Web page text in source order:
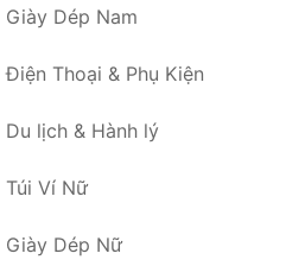
Giày Dép Nam
Điện Thoại & Phụ Kiện
Du lịch & Hành lý
Túi Ví Nữ
Giày Dép Nữ